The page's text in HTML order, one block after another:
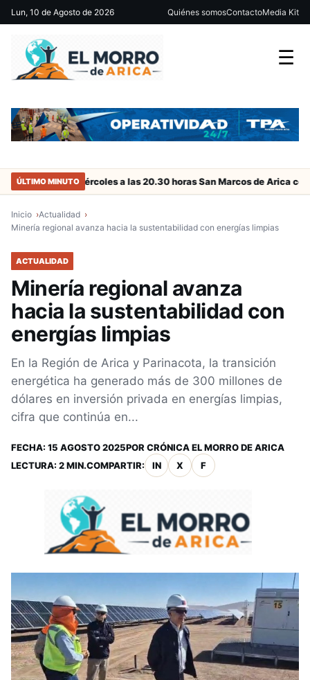
Lun, 10 de Agosto de 2026 Quiénes somosContactoMedia Kit
☰
ÚLTIMO MINUTO
Este miércoles a las 20.30 horas San Marcos de Arica con duelo
Inicio
Actualidad
Minería regional avanza hacia la sustentabilidad con energías limpias
ACTUALIDAD
Minería regional avanza
hacia la sustentabilidad con
energías limpias
En la Región de Arica y Parinacota, la transición
energética ha generado más de 300 millones de
dólares en inversión privada en energías limpias,
cifra que continúa en...
FECHA: 15 AGOSTO 2025POR CRÓNICA EL MORRO DE ARICA
LECTURA: 2 MIN.COMPARTIR: IN X F